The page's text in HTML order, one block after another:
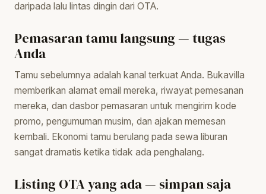
daripada lalu lintas dingin dari OTA.
Pemasaran tamu langsung — tugas
Anda
Tamu sebelumnya adalah kanal terkuat Anda. Bukavilla
memberikan alamat email mereka, riwayat pemesanan
mereka, dan dasbor pemasaran untuk mengirim kode
promo, pengumuman musim, dan ajakan memesan
kembali. Ekonomi tamu berulang pada sewa liburan
sangat dramatis ketika tidak ada penghalang.
Listing OTA yang ada — simpan saja